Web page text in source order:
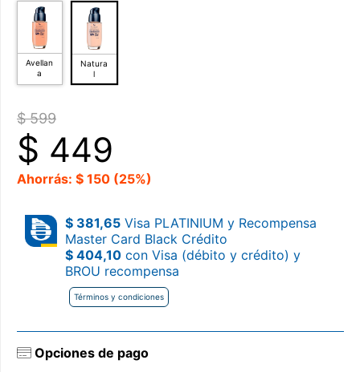
Avellan
a
Natura
l
$ 599
$ 449
Ahorrás: $ 150 (25%)
$ 381,65 Visa PLATINIUM y Recompensa
Master Card Black Crédito
$ 404,10 con Visa (débito y crédito) y
BROU recompensa
Términos y condiciones
Opciones de pago